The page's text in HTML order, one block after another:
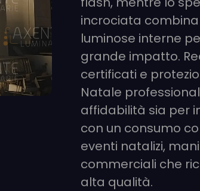
incrociata
luminose interne
grande impatto.
certificati e
Natale
affidabilità sia per
con un consumo
eventi natalizi,
commerciali che
alta qualità.